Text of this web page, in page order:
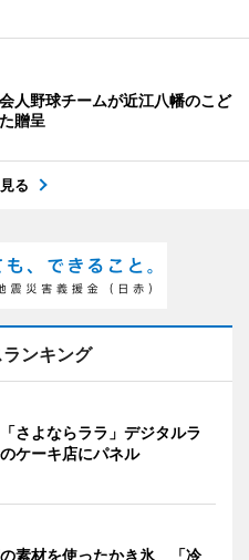
人野球チームが近江八幡のこど
贈呈
る
ンキング
さよならララ」デジタルラ
ケーキ店にパネル
素材を使ったかき氷 「冷